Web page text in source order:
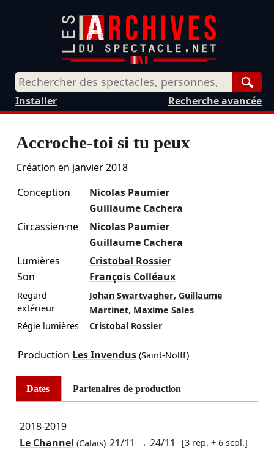
Recherche avancée
Installer
Accroche-toi si tu peux
Création en janvier 2018
Conception
Nicolas Paumier
Guillaume Cachera
Circassien·ne
Nicolas Paumier
Guillaume Cachera
Lumières
Cristobal Rossier
Son
François Colléaux
Regard
extérieur
Johan Swartvagher, Guillaume
Martinet, Maxime Sales
Régie lumières
Cristobal Rossier
Production Les Invendus(Saint-Nolff)
Dates Partenaires de production
2018-2019
Le Channel (Calais) 21/11 →24/11 [3 rep. + 6 scol.]